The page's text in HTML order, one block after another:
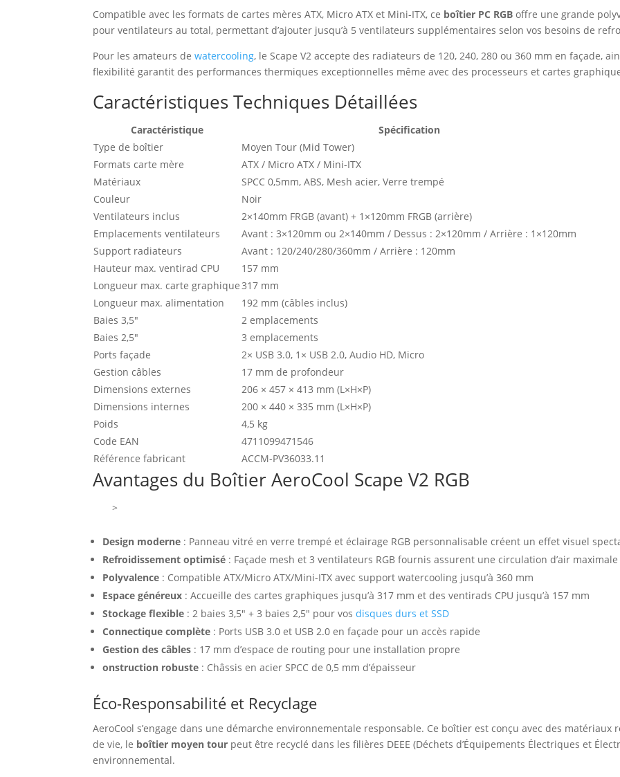
Compatible avec les formats de cartes mères ATX, Micro ATX et Mini-ITX, ce boîtier PC RGB offre une grande
pour ventilateurs au total, permettant d’ajouter jusqu’à 5 ventilateurs supplémentaires selon vos besoins de
Pour les amateurs dewatercooling, le Scape V2 accepte des radiateurs de 120, 240, 280 ou 360 mm en façade,
flexibilité garantit des performances thermiques exceptionnelles même avec des processeurs et cartes
Caractéristiques Techniques Détaillées
Caractéristique
Spécification
Type de boîtier
Moyen Tour (Mid Tower)
Formats carte mère
ATX / Micro ATX / Mini-ITX
Matériaux
SPCC 0,5mm, ABS, Mesh acier, Verre trempé
Couleur
Noir
Ventilateurs inclus
2×140mm FRGB (avant) + 1×120mm FRGB (arrière)
Emplacements ventilateurs
Avant : 3×120mm ou 2×140mm / Dessus : 2×120mm / Arrière : 1×120mm
Support radiateurs
Avant : 120/240/280/360mm / Arrière : 120mm
Hauteur max. ventirad CPU
157 mm
Longueur max. carte graphique317 mm
Longueur max. alimentation
192 mm (câbles inclus)
Baies 3,5″
2 emplacements
Baies 2,5″
3 emplacements
Ports façade
2× USB 3.0, 1× USB 2.0, Audio HD, Micro
Gestion câbles
17 mm de profondeur
Dimensions externes
206 × 457 × 413 mm (L×H×P)
Dimensions internes
200 × 440 × 335 mm (L×H×P)
Poids
4,5 kg
Code EAN
4711099471546
Référence fabricant
ACCM-PV36033.11
Avantages du Boîtier AeroCool Scape V2 RGB
>
Design moderne : Panneau vitré en verre trempé et éclairage RGB personnalisable créent un effet visuel
Refroidissement optimisé : Façade mesh et 3 ventilateurs RGB fournis assurent une circulation d’air maximale
Polyvalence : Compatible ATX/Micro ATX/Mini-ITX avec support watercooling jusqu’à 360 mm
Espace généreux : Accueille des cartes graphiques jusqu’à 317 mm et des ventirads CPU jusqu’à 157 mm
Stockage flexible : 2 baies 3,5″ + 3 baies 2,5″ pour vosdisques durs et SSD
Connectique complète : Ports USB 3.0 et USB 2.0 en façade pour un accès rapide
Gestion des câbles : 17 mm d’espace de routing pour une installation propre
onstruction robuste : Châssis en acier SPCC de 0,5 mm d’épaisseur
Éco-Responsabilité et Recyclage
AeroCool s’engage dans une démarche environnementale responsable. Ce boîtier est conçu avec des matériaux
de vie, le boîtier moyen tour peut être recyclé dans les filières DEEE (Déchets d’Équipements Électriques et
environnemental.